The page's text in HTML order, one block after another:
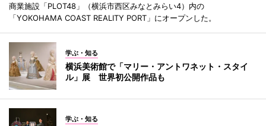
商業施設「PLOT48」（横浜市西区みなとみらい4）内の
「YOKOHAMA COAST REALITY PORT」にオープンした。
学ぶ・知る
横浜美術館で「マリー・アントワネット・スタイ
ル」展 世界初公開作品も
学ぶ・知る